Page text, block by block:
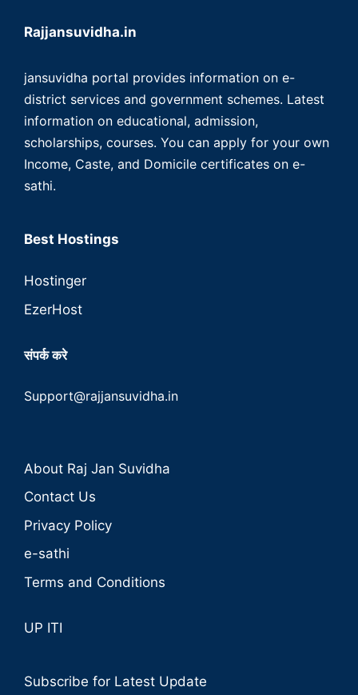
Rajjansuvidha.in
jansuvidha portal provides information on e-
district services and government schemes. Latest
information on educational, admission,
scholarships, courses. You can apply for your own
Income, Caste, and Domicile certificates on e-
sathi.
Best Hostings
Hostinger
EzerHost
संपर्क करे
Support@rajjansuvidha.in
About Raj Jan Suvidha
Contact Us
Privacy Policy
e-sathi
Terms and Conditions
UP ITI
Subscribe for Latest Update